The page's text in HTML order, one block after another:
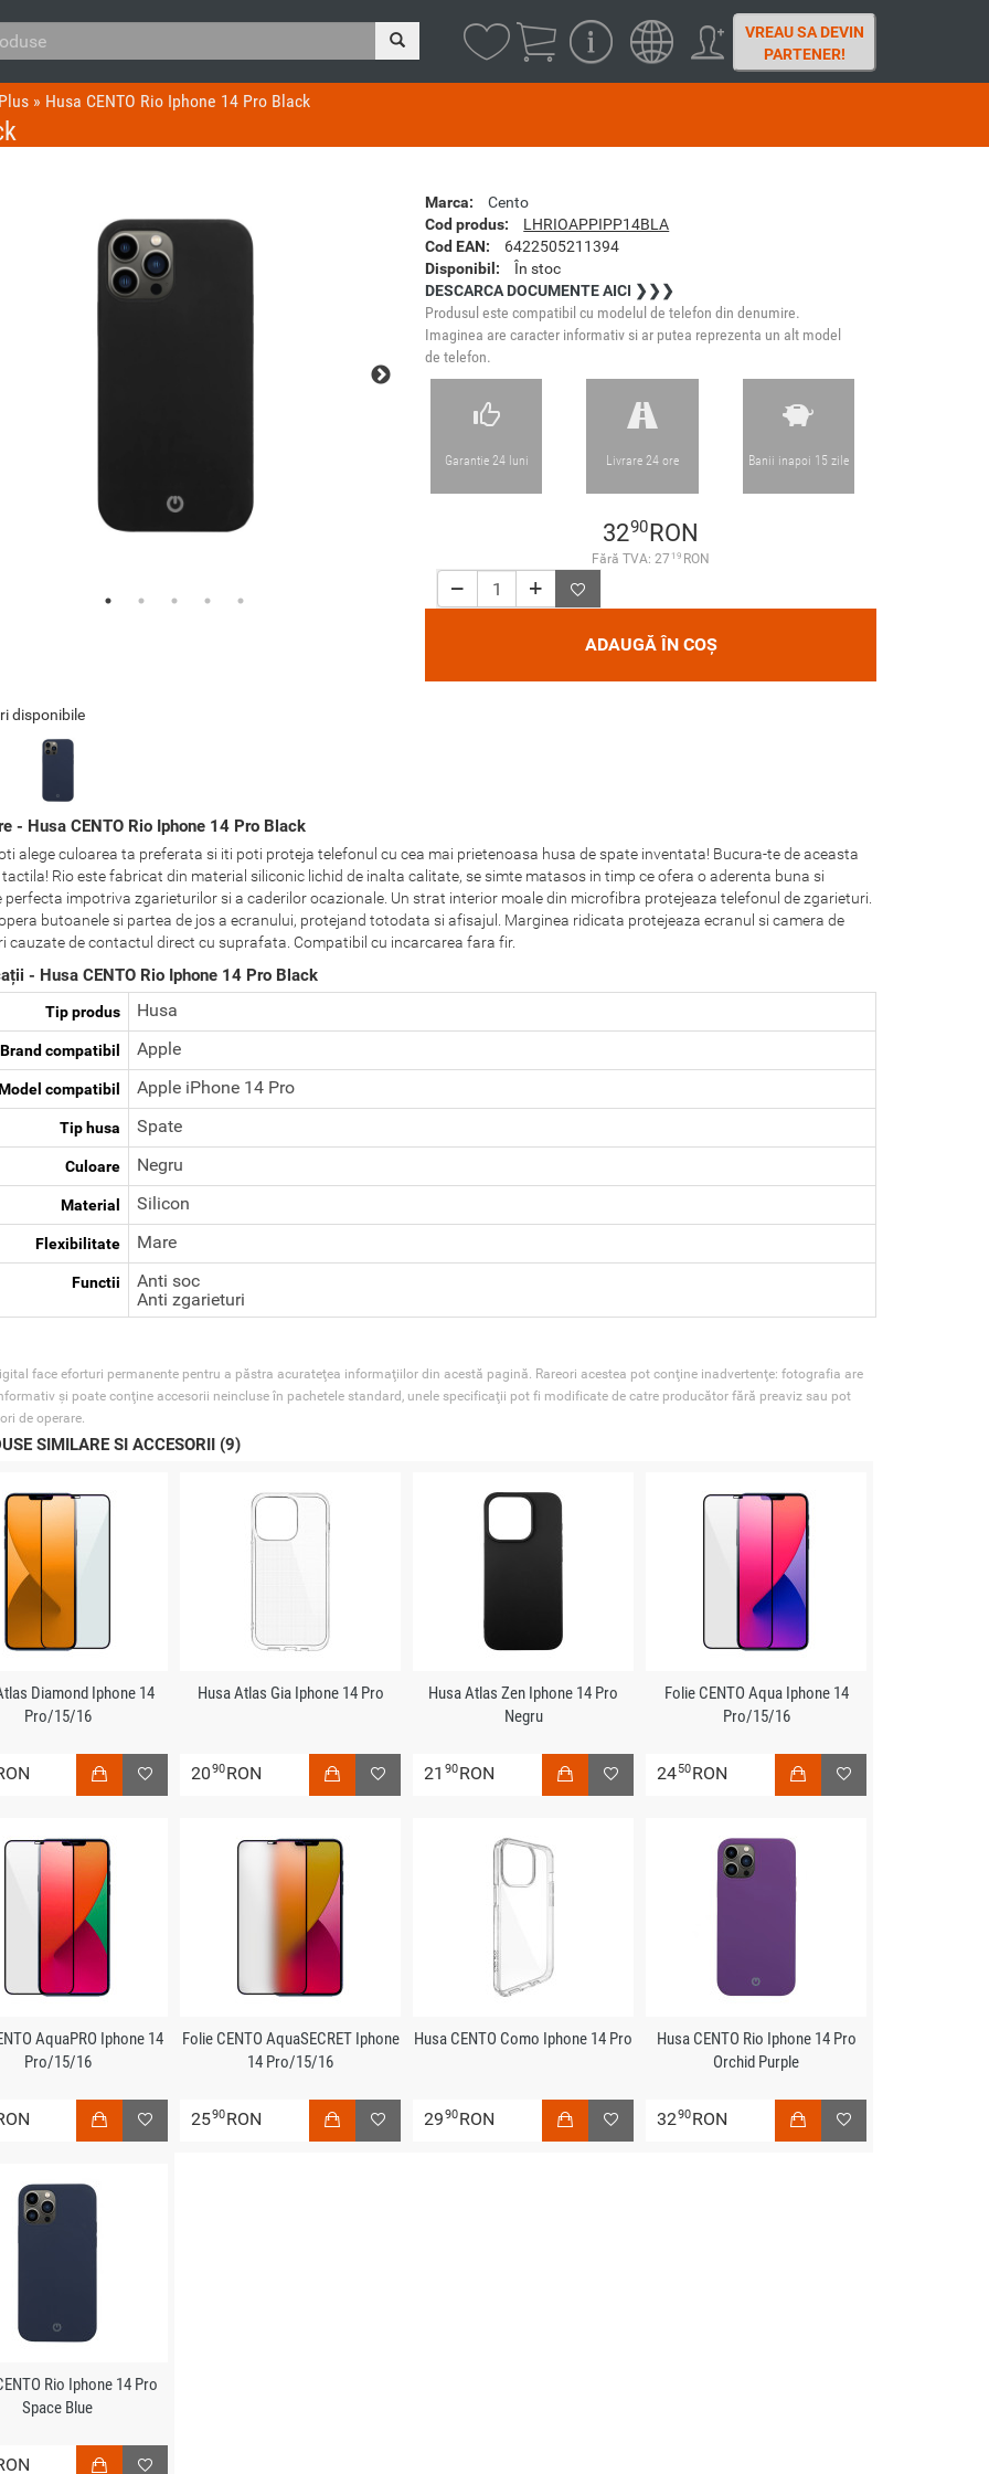
VREAU SA DEVIN
PARTENER!
» Husa CENTO Rio Iphone 14 Pro Black
Marca:
Cento
Cod produs:
LHRIOAPPIPP14BLA
Cod EAN:
6422505211394
Disponibil:
În stoc
DESCARCA DOCUMENTE AICI ❯❯❯
Produsul este compatibil cu modelul de telefon din denumire.
Imaginea are caracter informativ si ar putea reprezenta un alt model
de telefon.
Garantie 24 luni Livrare 24 ore Banii inapoi 15 zile
3290RON
Fără TVA: 27 19 RON
ADAUGĂ ÎN COȘ
disponibile
- Husa CENTO Rio Iphone 14 Pro Black
alege culoarea ta preferata si iti poti proteja telefonul cu cea mai prietenoasa husa de spate inventata! Bucura-te de aceasta
Rio este fabricat din material siliconic lichid de inalta calitate, se simte matasos in timp ce ofera o aderenta buna si
perfecta impotriva zgarieturilor si a caderilor ocazionale. Un strat interior moale din microfibra protejeaza telefonul de zgarieturi.
butoanele si partea de jos a ecranului, protejand totodata si afisajul. Marginea ridicata protejeaza ecranul si camera de
cauzate de contactul direct cu suprafata. Compatibil cu incarcarea fara fir.
- Husa CENTO Rio Iphone 14 Pro Black
Tip produs Husa
Brand compatibil Apple
compatibil Apple iPhone 14 Pro
Tip husa Spate
Culoare Negru
Material Silicon
Flexibilitate Mare
Functii
Anti soc
Anti zgarieturi
face eforturi permanente pentru a păstra acurateţea informaţiilor din acestă pagină. Rareori acestea pot conţine inadvertenţe: fotografia are
şi poate conţine accesorii neincluse în pachetele standard, unele specificaţii pot fi modificate de catre producător fără preaviz sau pot
de operare.
SIMILARE SI ACCESORII (9)
Diamond Iphone 14
Pro/15/16
Husa Atlas Gia Iphone 14 Pro
2090RON
Husa Atlas Zen Iphone 14 Pro
Negru
21 90RON
Folie CENTO Aqua Iphone 14
Pro/15/16
2450RON
AquaPRO Iphone 14
Pro/15/16
Folie CENTO AquaSECRET Iphone
14 Pro/15/16
2590RON
Husa CENTO Como Iphone 14 Pro
2990RON
Husa CENTO Rio Iphone 14 Pro
Orchid Purple
3290RON
Rio Iphone 14 Pro
Space Blue